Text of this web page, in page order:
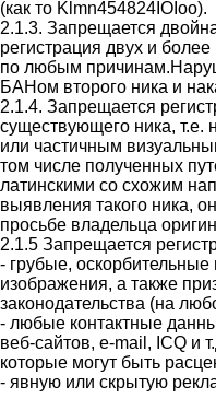
(как то Klmn454824IOIoo).
2.1.3. Запрещается
регистрация двух и
по любым
БАНом второго ника и
2.1.4. Запрещается
существующего ника, т.е.
или частичным
том числе полученных
латинскими со схожим
выявления такого ника,
просьбе владельца
2.1.5 Запрещается
- грубые,
изображения, а также
законодательства (на
- любые контактные
веб-сайтов, e-mail, ICQ и
которые могут быть
- явную или скрытую